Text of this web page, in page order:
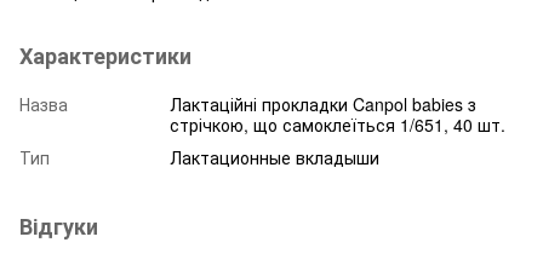
Характеристики
Назва
Лактаційні прокладки Canpol babies з
стрічкою, що самоклеїться 1/651, 40 шт.
Тип
Лактационные вкладыши
Відгуки